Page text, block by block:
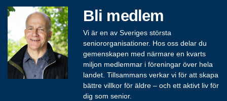
Bli medlem
Vi är en av Sveriges största
seniororganisationer. Hos oss delar du
gemenskapen med närmare en kvarts
miljon medlemmar i föreningar över hela
landet. Tillsammans verkar vi för att skapa
bättre villkor för äldre – och ett aktivt liv för
dig som senior.